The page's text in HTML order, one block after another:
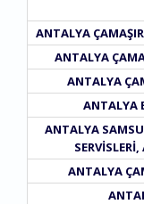
ANTALYA
ANTALYA
ANTALYA
ANTALYA
ANTALYA
ANTALYA